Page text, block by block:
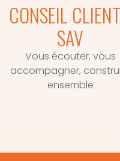
CONSEIL
SAV
Vous écouter, vous
accompagner,
ensemble